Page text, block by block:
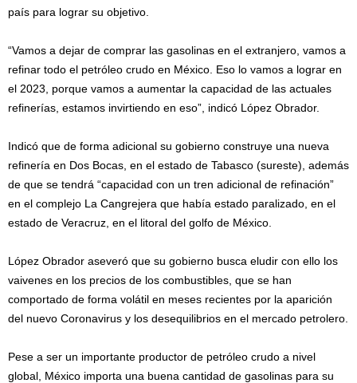
país para lograr su objetivo.
“Vamos a dejar de comprar las gasolinas en el extranjero, vamos a
refinar todo el petróleo crudo en México. Eso lo vamos a lograr en
el 2023, porque vamos a aumentar la capacidad de las actuales
refinerías, estamos invirtiendo en eso”, indicó López Obrador.
Indicó que de forma adicional su gobierno construye una nueva
refinería en Dos Bocas, en el estado de Tabasco (sureste), además
de que se tendrá “capacidad con un tren adicional de refinación”
en el complejo La Cangrejera que había estado paralizado, en el
estado de Veracruz, en el litoral del golfo de México.
López Obrador aseveró que su gobierno busca eludir con ello los
vaivenes en los precios de los combustibles, que se han
comportado de forma volátil en meses recientes por la aparición
del nuevo Coronavirus y los desequilibrios en el mercado petrolero.
Pese a ser un importante productor de petróleo crudo a nivel
global, México importa una buena cantidad de gasolinas para su